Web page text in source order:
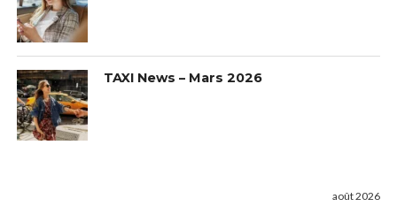
TAXI News – Mars 2026
août 2026